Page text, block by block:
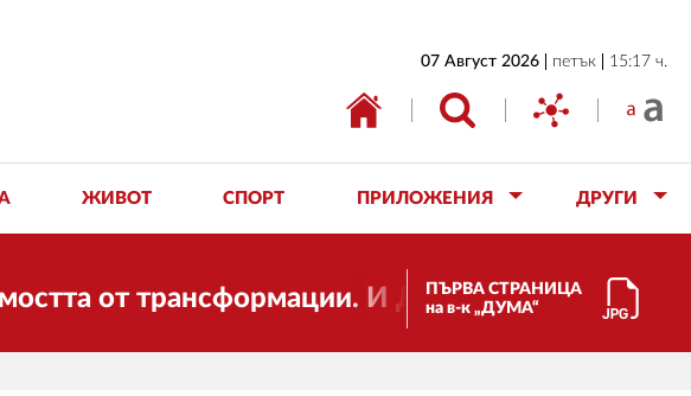
07 Август 2026 петък 15:17 ч.
ЖИВОТ СПОРТ ПРИЛОЖЕНИЯ ДРУГИ
трансформации. И ДУМА се променя и става
ПЪРВА СТРАНИЦА
на в-к „ДУМА“
ИКОНОМИКА
ОБЩЕСТВО